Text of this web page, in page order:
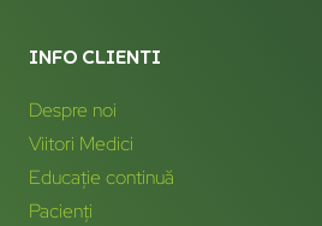
INFO CLIENTI
Despre noi
Viitori Medici
Educație continuă
Pacienți